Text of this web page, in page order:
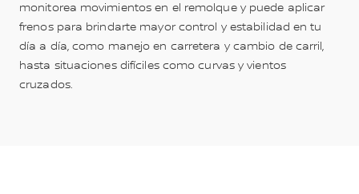
monitorea movimientos en el remolque y puede aplicar
frenos para brindarte mayor control y estabilidad en tu
día a día, como manejo en carretera y cambio de carril,
hasta situaciones difíciles como curvas y vientos
cruzados.